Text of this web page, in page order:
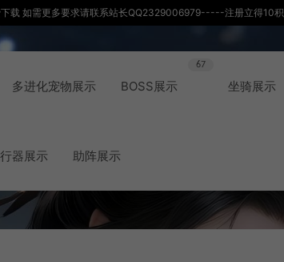
载 如需更多要求请联系站长QQ2329006979-----注册立得10
多进化宠物展示 BOSS展示
67
坐骑展示
器展示 助阵展示